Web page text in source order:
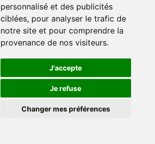
personnalisé et des publicités
ciblées, pour analyser le trafic de
notre site et pour comprendre la
provenance de nos visiteurs.
J'accepte
Je refuse
Changer mes préférences